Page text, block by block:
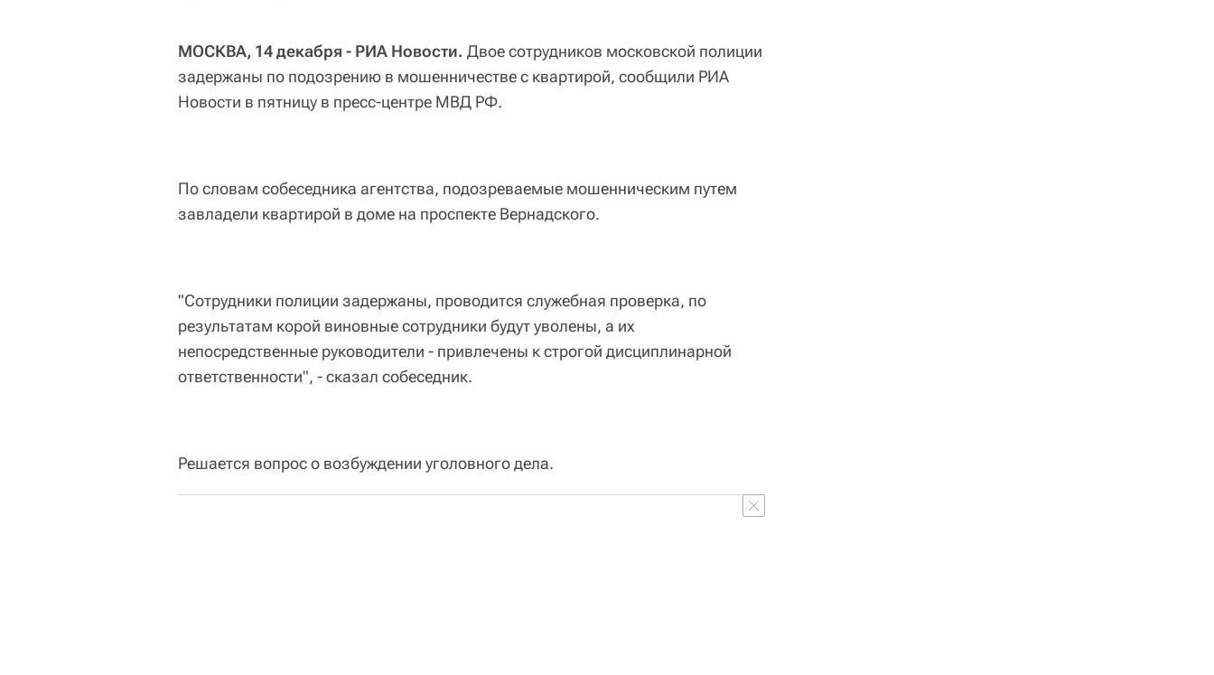
МОСКВА, 14 декабря - РИА Новости. Двое сотрудников московской полиции
задержаны по подозрению в мошенничестве с квартирой, сообщили РИА
Новости в пятницу в пресс-центре МВД РФ.
По словам собеседника агентства, подозреваемые мошенническим путем
завладели квартирой в доме на проспекте Вернадского.
"Сотрудники полиции задержаны, проводится служебная проверка, по
результатам корой виновные сотрудники будут уволены, а их
непосредственные руководители - привлечены к строгой дисциплинарной
ответственности", - сказал собеседник.
Решается вопрос о возбуждении уголовного дела.